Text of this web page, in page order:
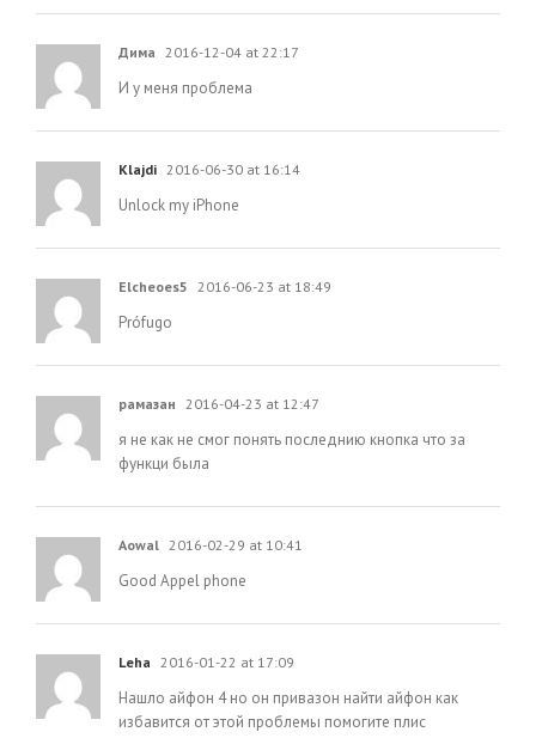
Дима 2016-12-04 at 22:17
И у меня проблема
Klajdi 2016-06-30 at 16:14
Unlock my iPhone
Elcheoes5 2016-06-23 at 18:49
Prófugo
рамазан 2016-04-23 at 12:47
я не как не смог понять последнию кнопка что за
функци была
Aowal 2016-02-29 at 10:41
Good Appel phone
Leha 2016-01-22 at 17:09
Нашло айфон 4 но он привазон найти айфон как
избавится от этой проблемы помогите плис